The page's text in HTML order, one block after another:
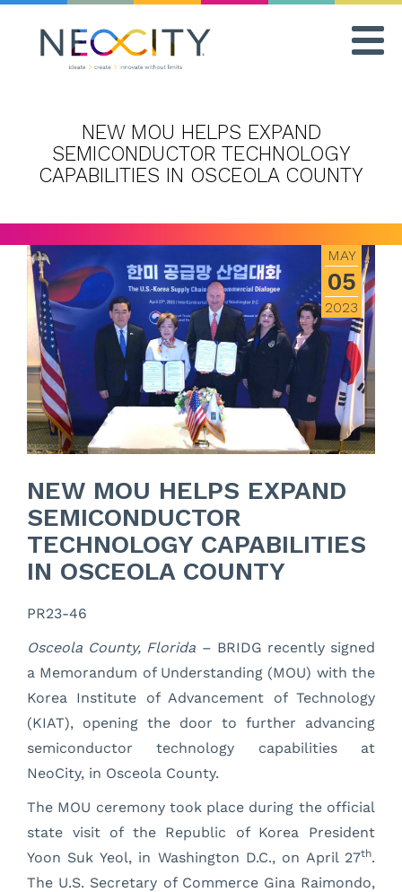
NEW MOU HELPS EXPAND
SEMICONDUCTOR TECHNOLOGY
CAPABILITIES IN OSCEOLA COUNTY
MAY
05
2023
NEW MOU HELPS EXPAND
SEMICONDUCTOR
TECHNOLOGY CAPABILITIES
IN OSCEOLA COUNTY
PR23-46
Osceola County, Florida – BRIDG recently signed
a Memorandum of Understanding (MOU) with the
Korea Institute of Advancement of Technology
(KIAT), opening the door to further advancing
semiconductor technology capabilities at
NeoCity, in Osceola County.
The MOU ceremony took place during the official
state visit of the Republic of Korea President
Yoon Suk Yeol, in Washington D.C., on April 27th.
The U.S. Secretary of Commerce Gina Raimondo,